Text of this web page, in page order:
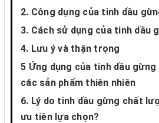
2. Công dụng của tinh dầu
3. Cách sử dụng của tinh dầu
4. Lưu ý và thận trọng
5 Ứng dụng của tinh dầu
các sản phẩm thiên nhiên
6. Lý do tinh dầu gừng chất
ưu tiên lựa chọn?